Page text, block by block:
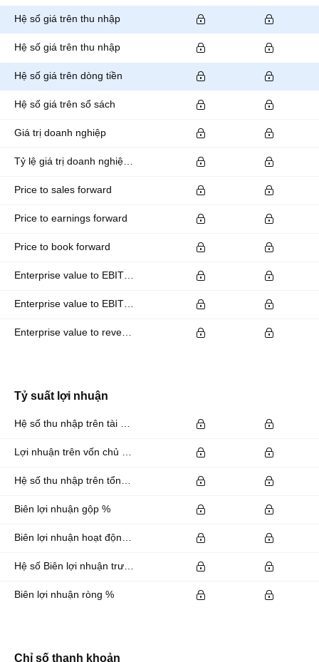
Hệ số giá trên thu nhập
Hệ số giá trên thu nhập
Hệ số giá trên dòng tiền
Hệ số giá trên sổ sách
Giá trị doanh nghiệp
Price to sales forward
Price to earnings forward
Price to book forward
Tỷ suất lợi nhuận
Biên lợi nhuận gộp %
Biên lợi nhuận ròng %
Chỉ số thanh khoản